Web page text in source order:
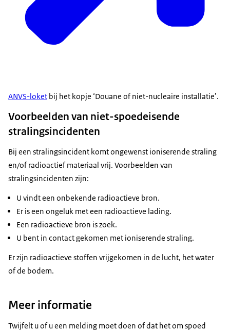
ANVS-loket bij het kopje ‘Douane of niet-nucleaire installatie’.
Voorbeelden van niet-spoedeisende
stralingsincidenten
Bij een stralingsincident komt ongewenst ioniserende straling
en/of radioactief materiaal vrij. Voorbeelden van
stralingsincidenten zijn:
U vindt een onbekende radioactieve bron.
Er is een ongeluk met een radioactieve lading.
Een radioactieve bron is zoek.
U bent in contact gekomen met ioniserende straling.
Er zijn radioactieve stoffen vrijgekomen in de lucht, het water
of de bodem.
Meer informatie
Twijfelt u of u een melding moet doen of dat het om spoed